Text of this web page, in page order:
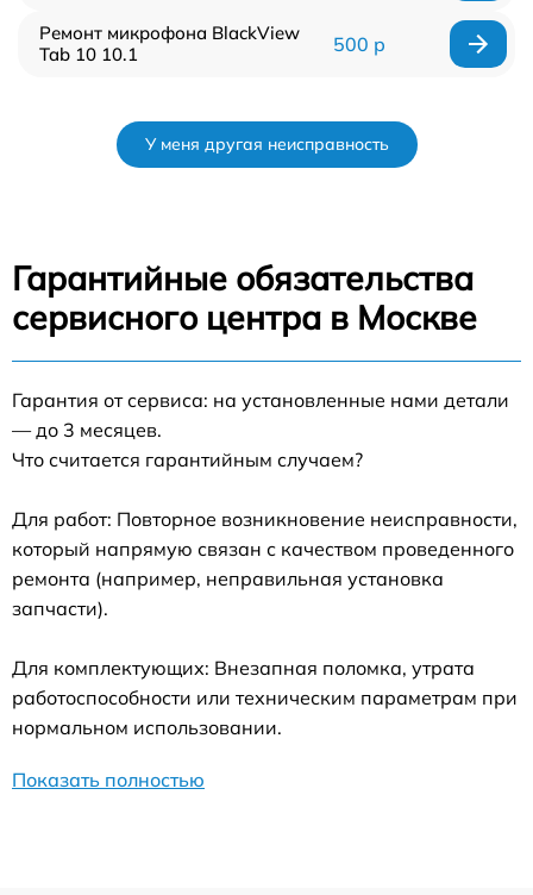
Ремонт микрофона BlackView
Tab 10 10.1
500 р
У меня другая неисправность
Гарантийные обязательства
сервисного центра в Москве
Гарантия от сервиса: на установленные нами детали
— до 3 месяцев.
Что считается гарантийным случаем?
Для работ: Повторное возникновение неисправности,
который напрямую связан с качеством проведенного
ремонта (например, неправильная установка
запчасти).
Для комплектующих: Внезапная поломка, утрата
работоспособности или техническим параметрам при
нормальном использовании.
Показать полностью